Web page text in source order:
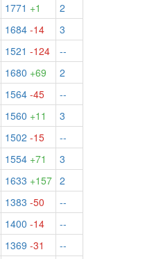
1771 +1
2
1684 -14
3
1521 -124
--
1680 +69
2
1564 -45
--
1560 +11
3
1502 -15
--
1554 +71
3
1633 +157 2
1383 -50
--
1400 -14
--
1369 -31
--